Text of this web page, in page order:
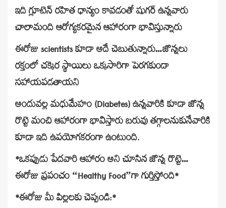
ఇది గ్లూటెన్ రహిత ధాన్యం కావడంతో షుగర్ ఉన్నవారు
చాలామంది ఆరోగ్యకరమైన ఆహారంగా భావిస్తున్నారు
ఈరోజు scientists కూడా అదే చెబుతున్నారు…జొన్నలు
రక్తంలో చక్కెర స్థాయిలు ఒక్కసారిగా పెరగకుండా
సహాయపడతాయని
అందువల్ల మధుమేహం (Diabetes) ఉన్నవారికి కూడా జొన్న
రొట్టె మంచి ఆహారంగా భావిస్తారు బరువు తగ్గాలనుకునేవారికి
కూడా ఇది ఉపయోగకరంగా ఉంటుంది.
*ఒకప్పుడు పేదవారి ఆహారం అని చూసిన జొన్న రొట్టె…
ఈరోజు ప్రపంచం “Healthy Food”గా గుర్తిస్తోంది*
*ఈరోజు మీ పిల్లలకు చెప్పండి:*